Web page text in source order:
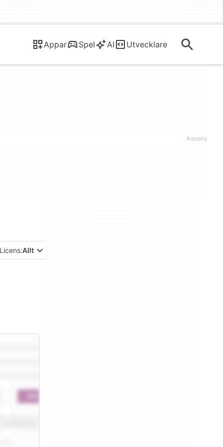
Appar Spel AI Utvecklare
Licens:Allt